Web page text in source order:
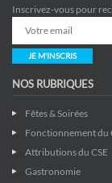
Inscrivez-vous pour
JE M'INSCRIS
NOS RUBRIQUES
Fêtes & Soirées
Fonctionnement du
Attributions du CSE
Gastronomie